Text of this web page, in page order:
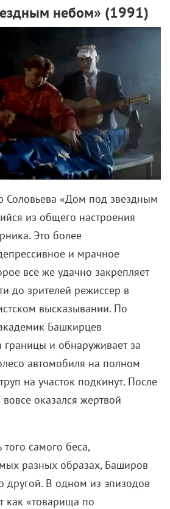
небом» (1991)
Соловьева «Дом под звездным
из общего настроения
Это более
и мрачное
все же удачно закрепляет
до зрителей режиссер в
высказывании. По
Башкирцев
границы и обнаруживает за
автомобиля на полном
на участок подкинут. После
оказался жертвой
того самого беса,
разных образах, Баширов
другой. В одном из эпизодов
как «товарища по